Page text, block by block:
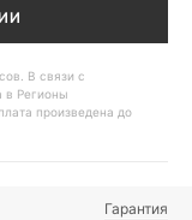
В связи с
в Регионы
произведена до
Гарантия